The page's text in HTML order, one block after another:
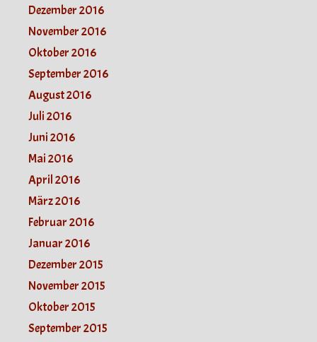
Dezember 2016
November 2016
Oktober 2016
September 2016
August 2016
Juli 2016
Juni 2016
Mai 2016
April 2016
März 2016
Februar 2016
Januar 2016
Dezember 2015
November 2015
Oktober 2015
September 2015